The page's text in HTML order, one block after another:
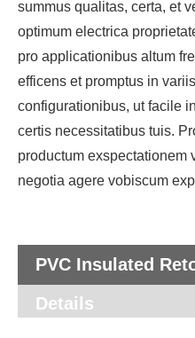
summus qualitas, certa, et
optimum electrica
pro applicationibus altum
efficens et promptus in
configurationibus, ut facile
certis necessitatibus tuis.
productum exspectationem
negotia agere vobiscum
PVC Insulated
Details